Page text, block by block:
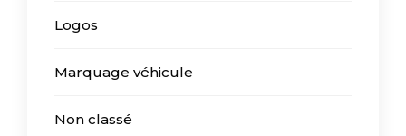
Logos
Marquage véhicule
Non classé